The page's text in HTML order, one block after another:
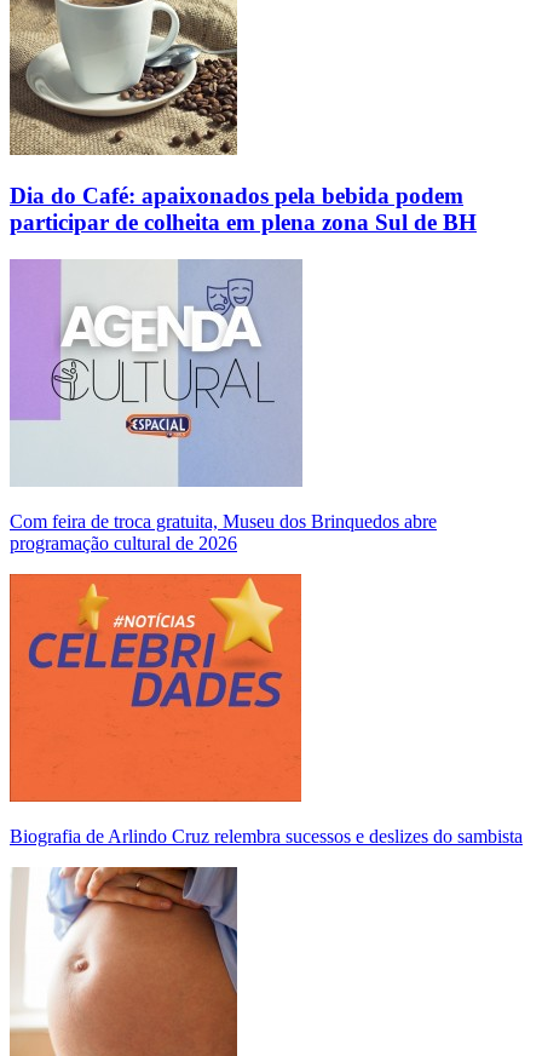
Dia do Café: apaixonados pela bebida podem
participar de colheita em plena zona Sul de BH
Com feira de troca gratuita, Museu dos Brinquedos abre
programação cultural de 2026
Biografia de Arlindo Cruz relembra sucessos e deslizes do sambista